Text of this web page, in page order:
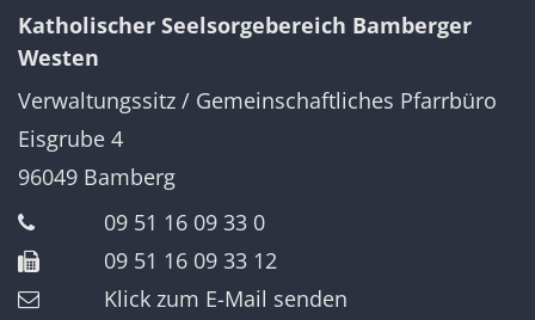
Katholischer Seelsorgebereich Bamberger
Westen
Verwaltungssitz / Gemeinschaftliches Pfarrbüro
Eisgrube 4
96049 Bamberg
09 51 16 09 33 0
09 51 16 09 33 12
Klick zum E-Mail senden